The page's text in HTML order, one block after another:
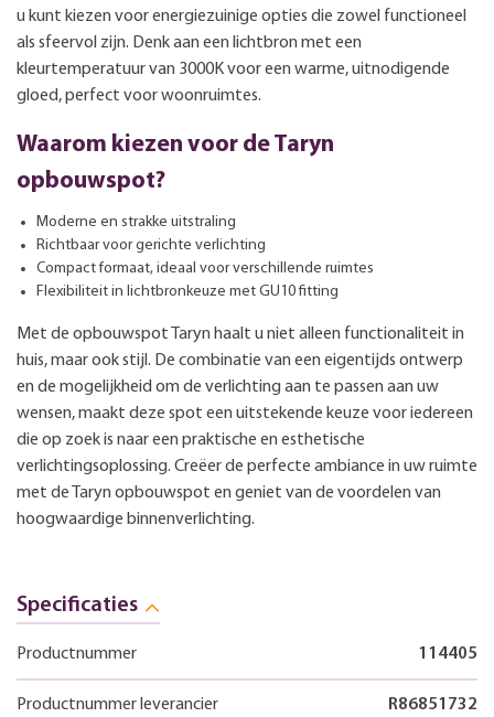
u kunt kiezen voor energiezuinige opties die zowel functioneel
als sfeervol zijn. Denk aan een lichtbron met een
kleurtemperatuur van 3000K voor een warme, uitnodigende
gloed, perfect voor woonruimtes.
Waarom kiezen voor de Taryn
opbouwspot?
Moderne en strakke uitstraling
Richtbaar voor gerichte verlichting
Compact formaat, ideaal voor verschillende ruimtes
Flexibiliteit in lichtbronkeuze met GU10 fitting
Met de opbouwspot Taryn haalt u niet alleen functionaliteit in
huis, maar ook stijl. De combinatie van een eigentijds ontwerp
en de mogelijkheid om de verlichting aan te passen aan uw
wensen, maakt deze spot een uitstekende keuze voor iedereen
die op zoek is naar een praktische en esthetische
verlichtingsoplossing. Creëer de perfecte ambiance in uw ruimte
met de Taryn opbouwspot en geniet van de voordelen van
hoogwaardige binnenverlichting.
Specificaties
Productnummer 114405
Productnummer leverancier R86851732